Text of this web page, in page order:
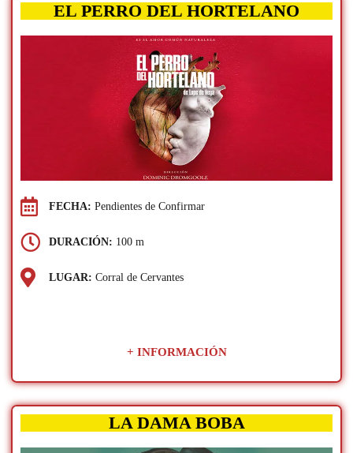
EL PERRO DEL HORTELANO
FECHA: Pendientes de Confirmar
DURACIÓN: 100 m
LUGAR: Corral de Cervantes
+ INFORMACIÓN
LA DAMA BOBA